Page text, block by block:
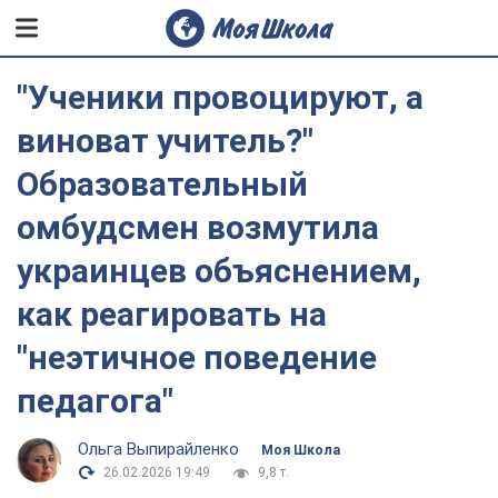
"Ученики провоцируют, а
виноват учитель?"
Образовательный
омбудсмен возмутила
украинцев объяснением,
как реагировать на
"неэтичное поведение
педагога"
Ольга Выпирайленко
Моя Школа
26.02.2026 19:49
9,8 т.